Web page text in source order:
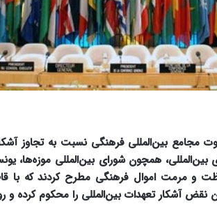
مجامع بین‌المللی فرهنگی نسبت به تجاوز
بین‌المللی، همچون شورای بین‌المللی موزه‌ها،
و مرمت اموال فرهنگی مطرح کردند که با
آشکار تعهدات بین‌المللی را محکوم کرده و